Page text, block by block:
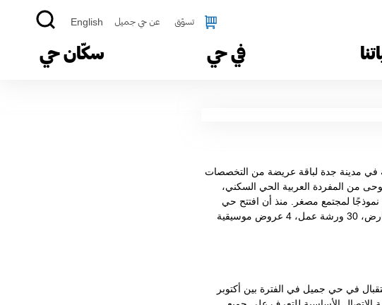
تسوّق عن حي جميل English
في حي سكّان حي
مدينة جدة لباقة عريضة من التخصصات
من المفردة العربية الحي السكني،
نموذجًا لمجتمع مصغر. منذ أن افتتح حي
أبوابه لمجتمع جدة في 6 ديسمبر 2022 استضاف وأشرف على أكثر من 7 معارض، 30 ورشة عمل، 4 عروض موسيقية
في حي جميل في الفترة بين أكتوبر